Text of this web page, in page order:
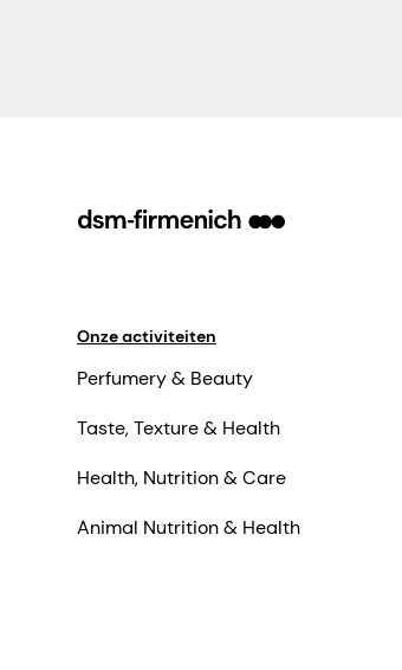
Onze activiteiten
Perfumery & Beauty
Taste, Texture & Health
Health, Nutrition & Care
Animal Nutrition & Health